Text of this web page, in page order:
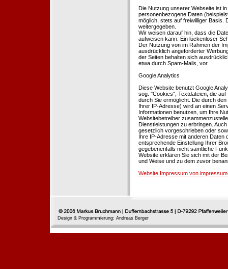
Die Nutzung unserer Webseite ist
personenbezogene Daten
möglich, stets auf freiwilliger Basis.
weitergegeben.
Wir weisen darauf hin, dass die
aufweisen kann. Ein lückenloser
Der Nutzung von im Rahmen der
ausdrücklich angeforderter
der Seiten behalten sich
etwa durch Spam-Mails, vor.
Google Analytics
Diese Website benutzt Google
sog. ''Cookies'', Textdateien, die
durch Sie ermöglicht. Die durch
Ihrer IP-Adresse) wird an einen
Informationen benutzen, um Ihre
Websitebetreiber
Dienstleistungen zu erbringen.
gesetzlich vorgeschrieben oder
Ihre IP-Adresse mit anderen Daten
entsprechende Einstellung Ihrer
gegebenenfalls nicht sämtliche
Website erklären Sie sich mit der
und Weise und zu dem zuvor
Website Impressum von
Design & Programmierung: Andreas Berger